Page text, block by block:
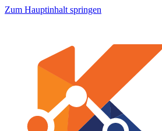
Zum Hauptinhalt springen